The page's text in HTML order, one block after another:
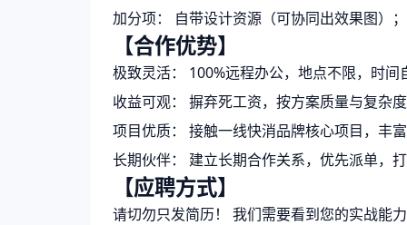
加分项： 自带设计资源（可协同出效果图）
【合作优势】
极致灵活： 100%远程办公，地点不限，时
收益可观： 摒弃死工资，按方案质量与复杂
项目优质： 接触一线快消品牌核心项目，丰
长期伙伴： 建立长期合作关系，优先派单，
【应聘方式】
请切勿只发简历！ 我们需要看到您的实战能